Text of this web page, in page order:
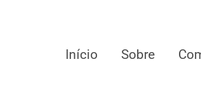
Início Sobre